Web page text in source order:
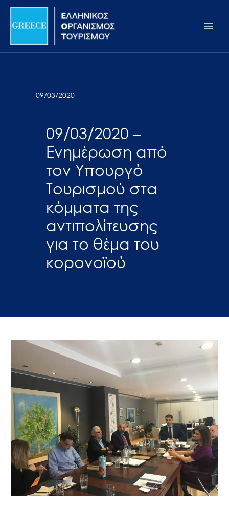
Σημείωση:
ιστότοπος
προσβασιμότητας.
Μετάβαση
περιεχόμενο
09/03/2020
09/03/2020 –
Ενημέρωση από
τον Υπουργό
Τουρισμού στα
κόμματα της
αντιπολίτευσης
για το θέμα του
κορονοϊού